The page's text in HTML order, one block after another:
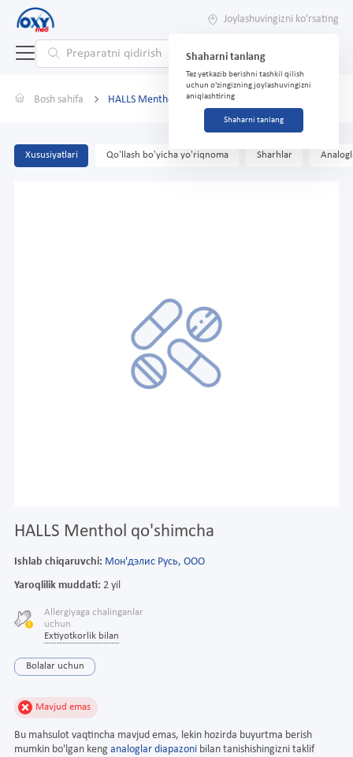
Joylashuvingizni ko'rsating
Shaharni tanlang
Tez yetkazib berishni tashkil qilish
uchun o'zingizning joylashuvingizni
aniqlashtiring
Shaharni tanlang
Bosh sahifa HALLS Menthol qo'shimcha
Xususiyatlari Qo'llash bo'yicha yo'riqnoma Sharhlar
HALLS Menthol qo'shimcha
Ishlab chiqaruvchi: Мон'дэлис Русь, ООО
Yaroqlilik muddati: 2 yil
Allergiyaga chalinganlar
uchun
Extiyotkorlik bilan
Bolalar uchun
Mavjud emas
Bu mahsulot vaqtincha mavjud emas, lekin hozirda buyurtma berish
mumkin bo'lgan keng analoglar diapazoni bilan tanishishingizni taklif